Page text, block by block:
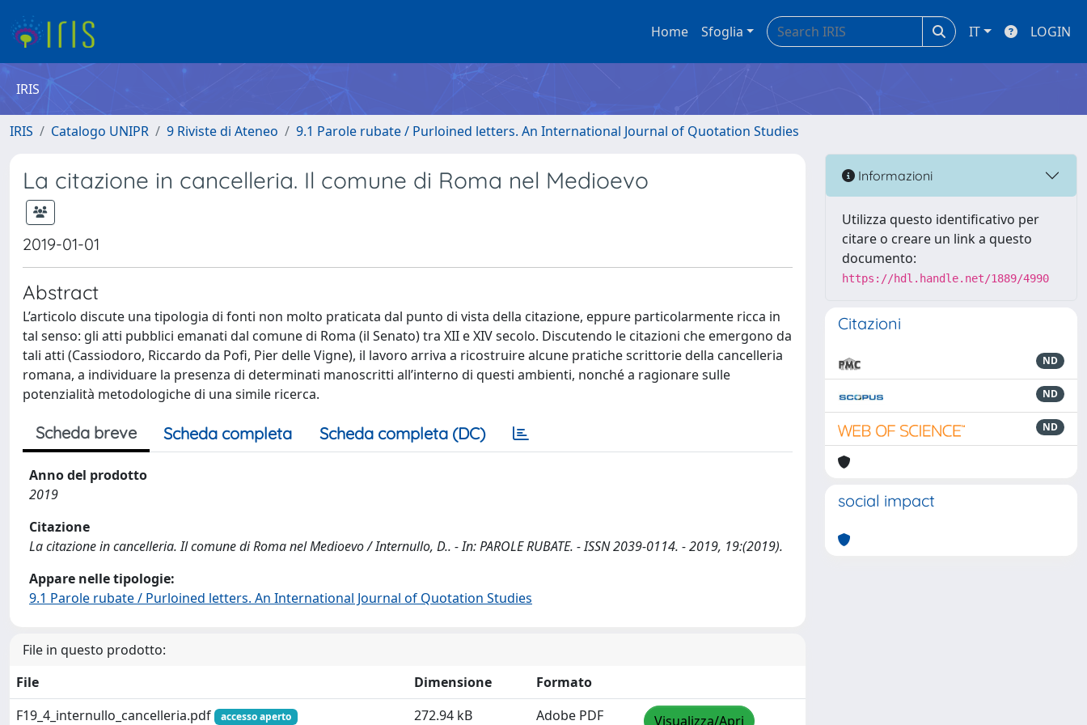
Home Sfoglia IT LOGIN
IRIS
IRIS Catalogo UNIPR 9 Riviste di Ateneo 9.1 Parole rubate / Purloined letters. An International Journal of Quotation Studies
La citazione in cancelleria. Il comune di Roma nel Medioevo
2019-01-01
Abstract
L’articolo discute una tipologia di fonti non molto praticata dal punto di vista della citazione, eppure particolarmente ricca in
tal senso: gli atti pubblici emanati dal comune di Roma (il Senato) tra XII e XIV secolo. Discutendo le citazioni che emergono da
tali atti (Cassiodoro, Riccardo da Pofi, Pier delle Vigne), il lavoro arriva a ricostruire alcune pratiche scrittorie della cancelleria
romana, a individuare la presenza di determinati manoscritti all’interno di questi ambienti, nonché a ragionare sulle
potenzialità metodologiche di una simile ricerca.
Scheda breve Scheda completa Scheda completa (DC)
Anno del prodotto
2019
Citazione
La citazione in cancelleria. Il comune di Roma nel Medioevo / Internullo, D.. - In: PAROLE RUBATE. - ISSN 2039-0114. - 2019, 19:(2019).
Appare nelle tipologie:
9.1 Parole rubate / Purloined letters. An International Journal of Quotation Studies
File in questo prodotto:
File
Dimensione
Formato
F19_4_internullo_cancelleria.pdf
accesso aperto 272.94 kB Adobe PDF Visualizza/Apri
Informazioni
Utilizza questo identificativo per
citare o creare un link a questo
documento:
https://hdl.handle.net/1889/4990
Citazioni
ND
ND
ND
social impact